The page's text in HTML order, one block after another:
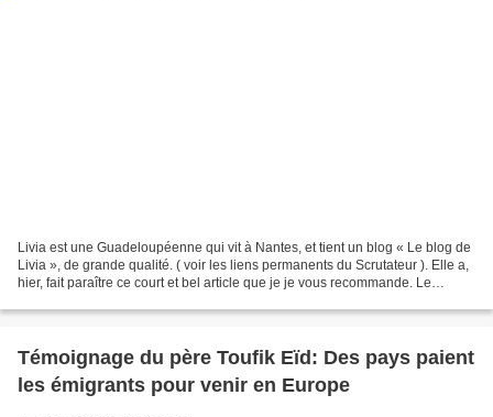
Livia est une Guadeloupéenne qui vit à Nantes, et tient un blog « Le blog de
Livia », de grande qualité. ( voir les liens permanents du Scrutateur ). Elle a,
hier, fait paraître ce court et bel article que je je vous recommande. Le
Témoignage du père Toufik Eïd: Des pays paient
les émigrants pour venir en Europe